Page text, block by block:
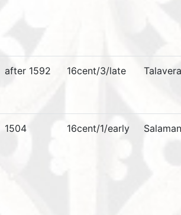
after 1592 16cent/3/late Talavera
1504 16cent/1/early